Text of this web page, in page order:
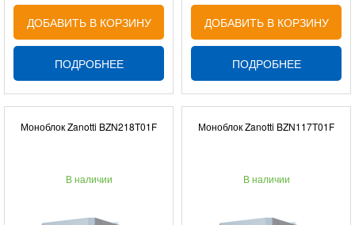
ДОБАВИТЬ В КОРЗИНУ
ПОДРОБНЕЕ
ДОБАВИТЬ В КОРЗИНУ
ПОДРОБНЕЕ
Моноблок Zanotti BZN218T01F
В наличии
Моноблок Zanotti BZN117T01F
В наличии